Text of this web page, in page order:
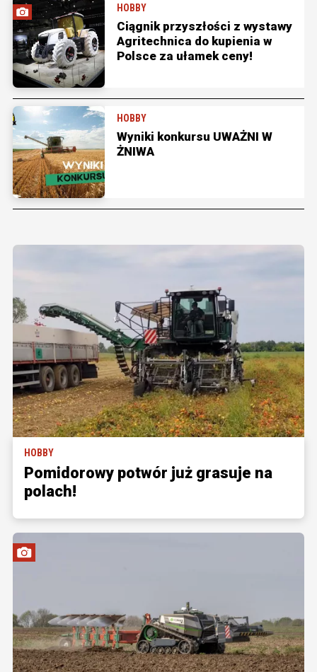
HOBBY
Ciągnik przyszłości z wystawy
Agritechnica do kupienia w
Polsce za ułamek ceny!
HOBBY
Wyniki konkursu UWAŻNI W
ŻNIWA
HOBBY
Pomidorowy potwór już grasuje na
polach!